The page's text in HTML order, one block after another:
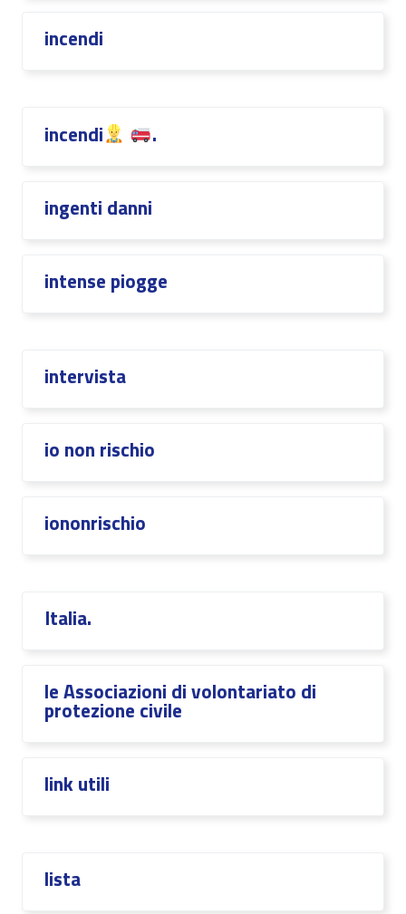
incendi
incendi .
ingenti danni
intense piogge
intervista
io non rischio
iononrischio
Italia.
le Associazioni di volontariato di
protezione civile
link utili
lista